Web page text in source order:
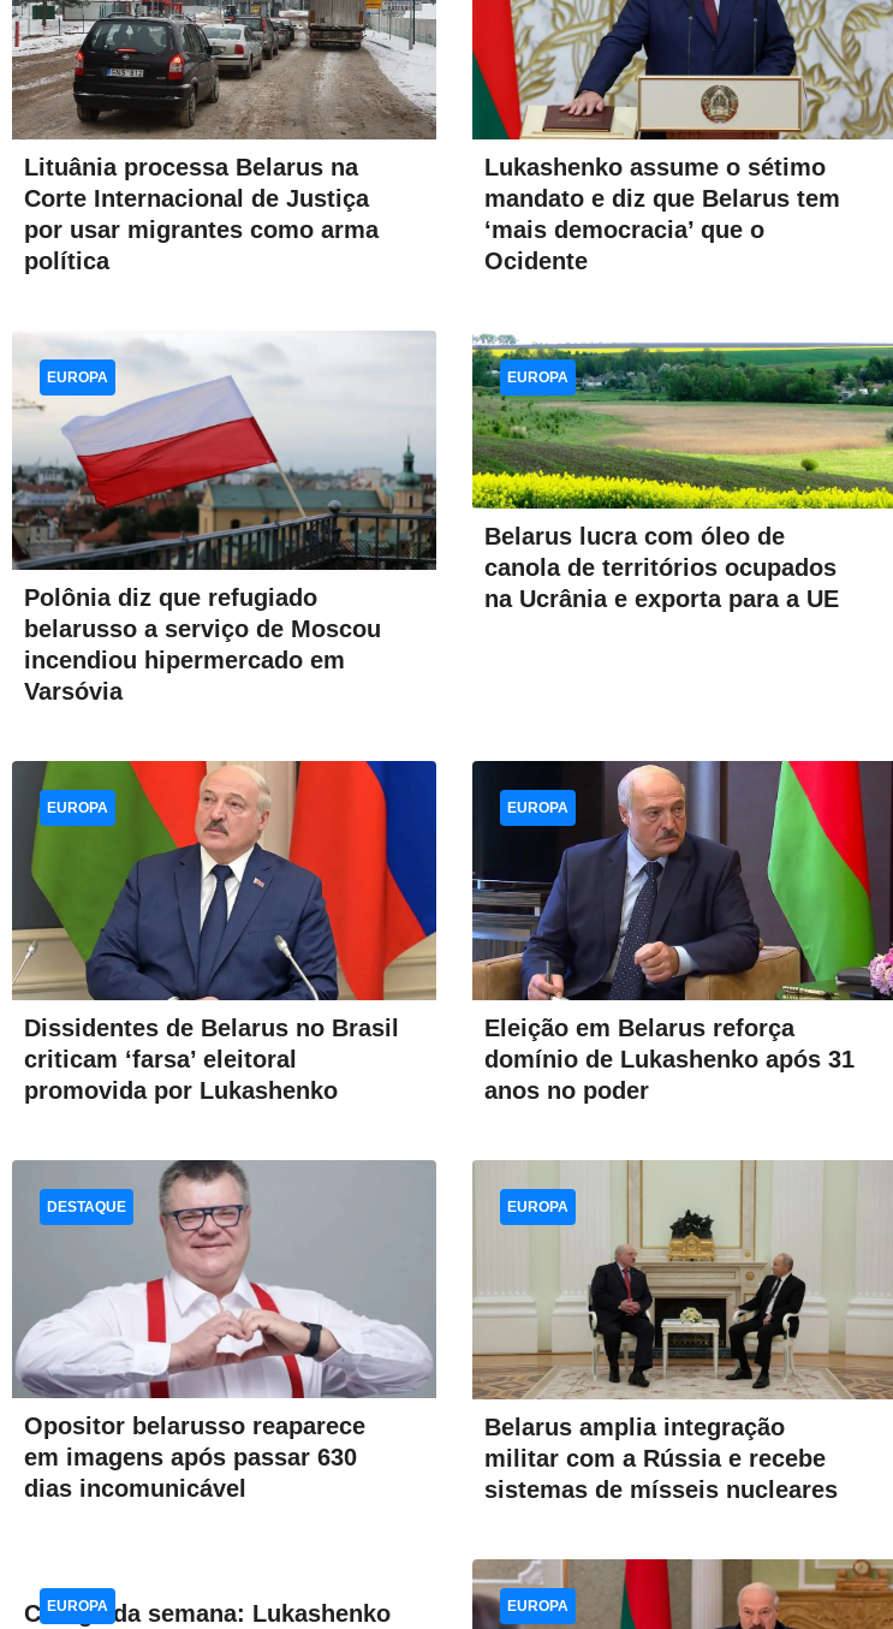
Lituânia processa Belarus na
Corte Internacional de Justiça
por usar migrantes como arma
política
Lukashenko assume o sétimo
mandato e diz que Belarus tem
‘mais democracia’ que o
Ocidente
Polônia diz que refugiado
belarusso a serviço de Moscou
incendiou hipermercado em
Varsóvia
EUROPA
Belarus lucra com óleo de
canola de territórios ocupados
na Ucrânia e exporta para a UE
EUROPA
Dissidentes de Belarus no Brasil
criticam ‘farsa’ eleitoral
promovida por Lukashenko
EUROPA
Eleição em Belarus reforça
domínio de Lukashenko após 31
anos no poder
EUROPA
Opositor belarusso reaparece
em imagens após passar 630
dias incomunicável
DESTAQUE
Belarus amplia integração
militar com a Rússia e recebe
sistemas de mísseis nucleares
EUROPA
Charge da semana: Lukashenko
EUROPA EUROPA